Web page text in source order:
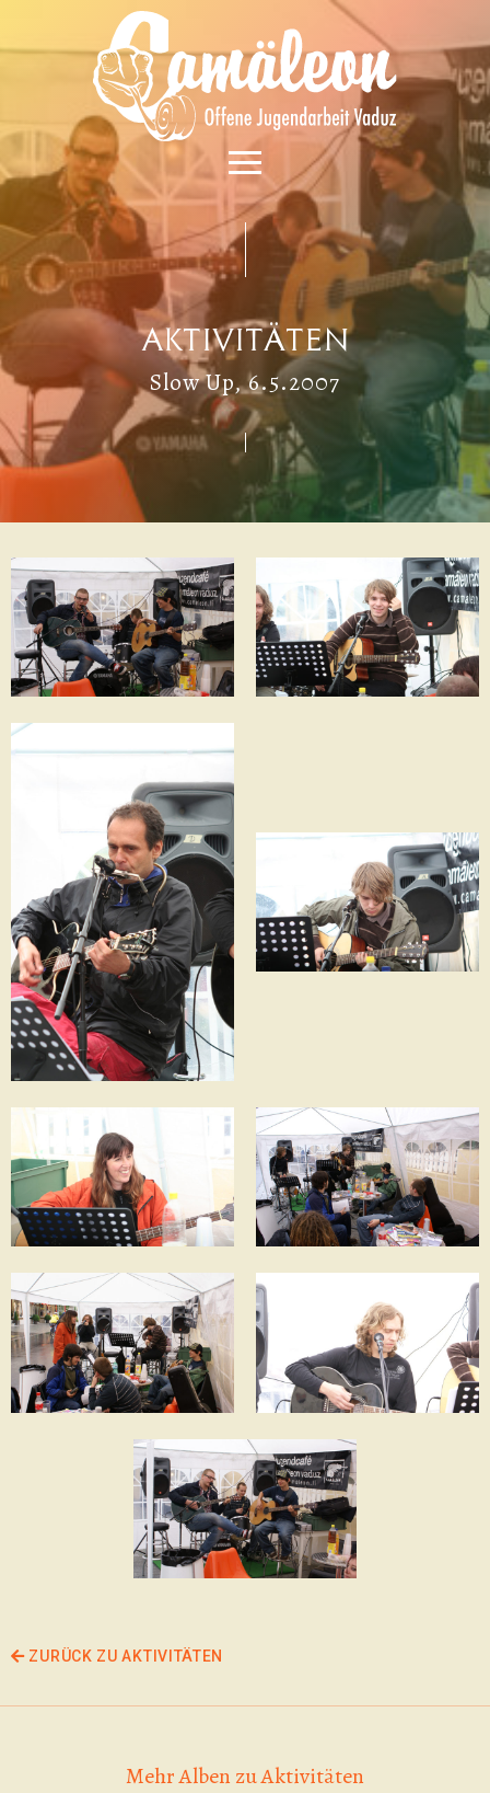
Aktivitäten
Slow Up, 6.5.2007
ZURÜCK ZU AKTIVITÄTEN
Mehr Alben zu Aktivitäten